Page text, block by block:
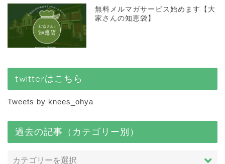
無料メルマガサービス始めます【大
家さんの知恵袋】
twitterはこちら
Tweets by knees_ohya
過去の記事（カテゴリー別）